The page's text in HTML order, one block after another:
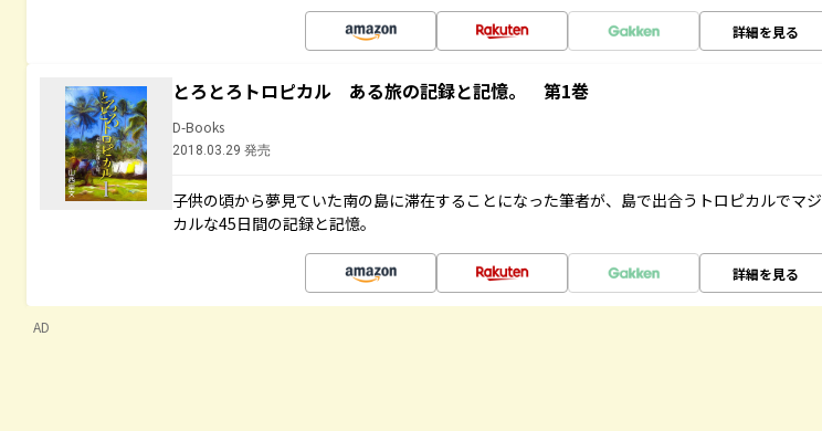
詳細を見る
とろとろトロピカル ある旅の記録と記憶。 第1巻
D-Books
2018.03.29 発売
子供の頃から夢見ていた南の島に滞在することになった筆者が、島で出合うトロピカルでマジ
カルな45日間の記録と記憶。
詳細を見る
AD